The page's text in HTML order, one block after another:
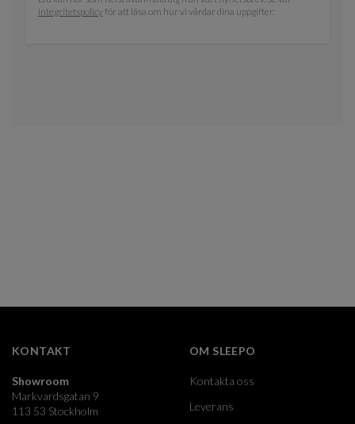
integritetspolicyför att läsa om hur vi vårdar dina uppgifter.
KONTAKT
Showroom
Markvardsgatan 9
113 53 Stockholm
OM SLEEPO
Kontakta oss
Leverans